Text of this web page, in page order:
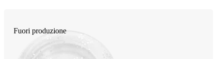
Fuori produzione